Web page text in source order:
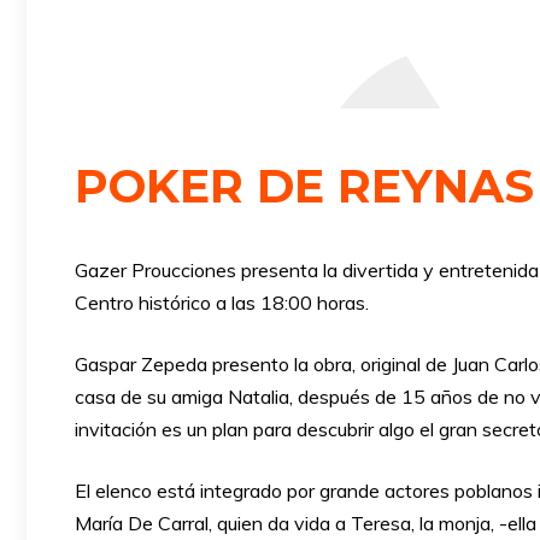
POKER DE
Gazer Proucciones presenta la divertida y
Centro histórico a las 18:00 horas.
Gaspar Zepeda presento la obra, original de Juan
casa de su amiga Natalia, después de 15 años de no
invitación es un plan para descubrir algo el gran
El elenco está integrado por grande actores
María De Carral, quien da vida a Teresa, la monja, -